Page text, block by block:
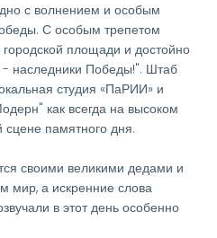
с волнением и особым
С особым трепетом
площади и достойно
наследники Победы!". Штаб
студия «ПаРИИ» и
как всегда на высоком
сцене памятного дня.
своими великими дедами и
мир, а искренние слова
в этот день особенно